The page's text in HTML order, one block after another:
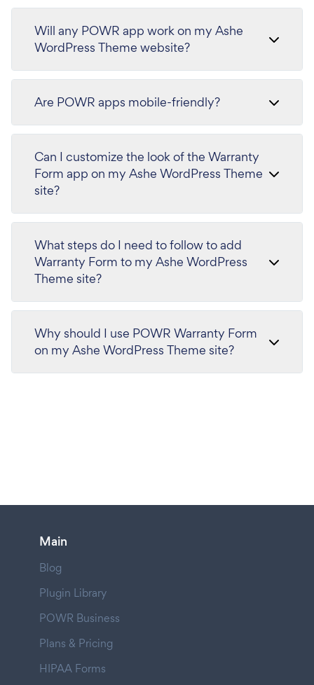
Will any POWR app work on my Ashe
WordPress Theme website?
Are POWR apps mobile-friendly?
Can I customize the look of the Warranty
Form app on my Ashe WordPress Theme
site?
What steps do I need to follow to add
Warranty Form to my Ashe WordPress
Theme site?
Why should I use POWR Warranty Form
on my Ashe WordPress Theme site?
Main
Blog
Plugin Library
POWR Business
Plans & Pricing
HIPAA Forms